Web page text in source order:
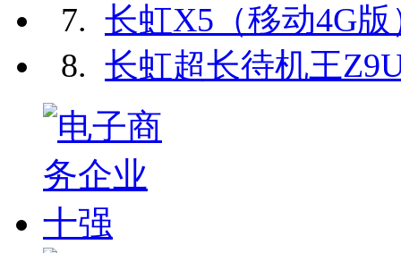
7. 长虹X5（移动4G版
8. 长虹超长待机王